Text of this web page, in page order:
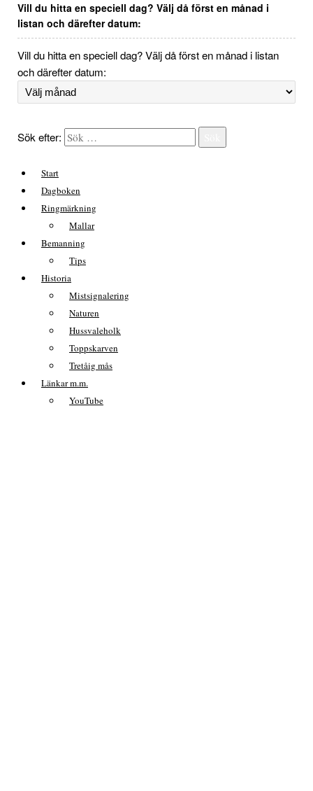
Vill du hitta en speciell dag? Välj då först en månad i
listan och därefter datum:
Vill du hitta en speciell dag? Välj då först en månad i listan
och därefter datum:
Sök efter:
Start
Dagboken
Ringmärkning
Mallar
Bemanning
Tips
Historia
Mistsignalering
Naturen
Hussvaleholk
Toppskarven
Tretåig mås
Länkar m.m.
YouTube